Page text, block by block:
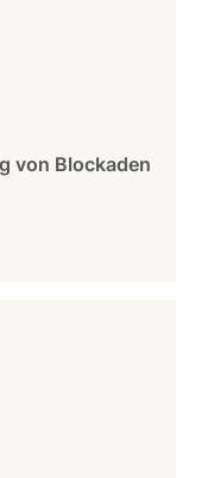
von Blockaden